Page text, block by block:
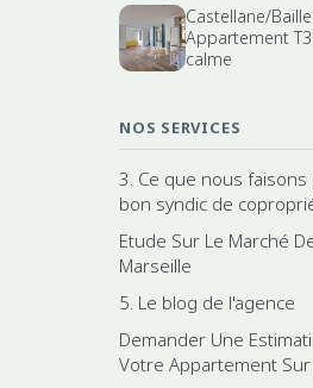
Castellane/
Appartement
calme
NOS SERVICES
3. Ce que nous
bon syndic de
Etude Sur Le Marché
Marseille
5. Le blog de l'agence
Demander Une
Votre Appartement